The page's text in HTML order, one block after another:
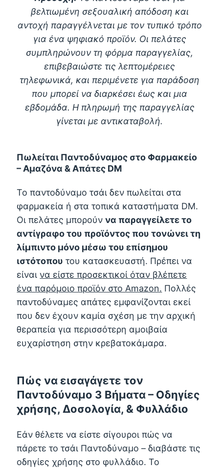
βελτιωμένη σεξουαλική απόδοση και
αντοχή παραγγέλνεται με τον τυπικό τρόπο
για ένα ψηφιακό προϊόν. Οι πελάτες
συμπληρώνουν τη φόρμα παραγγελίας,
επιβεβαιώστε τις λεπτομέρειες
τηλεφωνικά, και περιμένετε για παράδοση
που μπορεί να διαρκέσει έως και μια
εβδομάδα. Η πληρωμή της παραγγελίας
γίνεται με αντικαταβολή.
Πωλείται Παντοδύναμος στο Φαρμακείο
– Αμαζόνα & Απάτες DM
Το παντοδύναμο τσάι δεν πωλείται στα
φαρμακεία ή στα τοπικά καταστήματα DM.
Οι πελάτες μπορούννα παραγγείλετε το
αντίγραφο του προϊόντος που τονώνει τη
λίμπιντο μόνο μέσω του επίσημου
ιστότοπου του κατασκευαστή. Πρέπει να
είναινα είστε προσεκτικοί όταν βλέπετε
ένα παρόμοιο προϊόν στο Amazon. Πολλές
παντοδύναμες απάτες εμφανίζονται εκεί
που δεν έχουν καμία σχέση με την αρχική
θεραπεία για περισσότερη αμοιβαία
ευχαρίστηση στην κρεβατοκάμαρα.
Πώς να εισαγάγετε τον
Παντοδύναμο 3 Βήματα – Οδηγίες
χρήσης, Δοσολογία, & Φυλλάδιο
Εάν θέλετε να είστε σίγουροι πώς να
πάρετε το τσάι Παντοδύναμο – διαβάστε τις
οδηγίες χρήσης στο φυλλάδιο. Το